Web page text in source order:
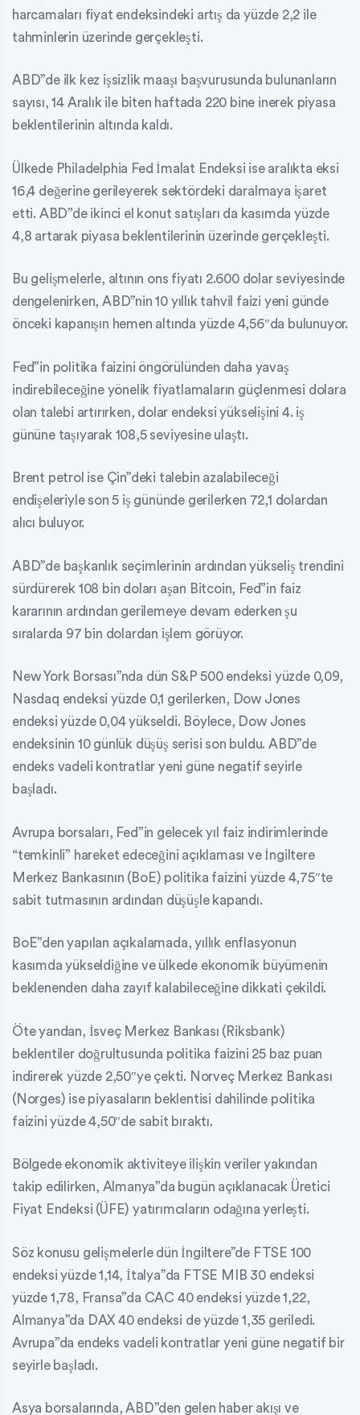
harcamaları fiyat endeksindeki artış da yüzde 2,2 ile
tahminlerin üzerinde gerçekleşti.
ABD”de ilk kez işsizlik maaşı başvurusunda bulunanların
sayısı, 14 Aralık ile biten haftada 220 bine inerek piyasa
beklentilerinin altında kaldı.
Ülkede Philadelphia Fed İmalat Endeksi ise aralıkta eksi
16,4 değerine gerileyerek sektördeki daralmaya işaret
etti. ABD”de ikinci el konut satışları da kasımda yüzde
4,8 artarak piyasa beklentilerinin üzerinde gerçekleşti.
Bu gelişmelerle, altının ons fiyatı 2.600 dolar seviyesinde
dengelenirken, ABD”nin 10 yıllık tahvil faizi yeni günde
önceki kapanışın hemen altında yüzde 4,56″da bulunuyor.
Fed”in politika faizini öngörülünden daha yavaş
indirebileceğine yönelik fiyatlamaların güçlenmesi dolara
olan talebi artırırken, dolar endeksi yükselişini 4. iş
gününe taşıyarak 108,5 seviyesine ulaştı.
Brent petrol ise Çin”deki talebin azalabileceği
endişeleriyle son 5 iş gününde gerilerken 72,1 dolardan
alıcı buluyor.
ABD”de başkanlık seçimlerinin ardından yükseliş trendini
sürdürerek 108 bin doları aşan Bitcoin, Fed”in faiz
kararının ardından gerilemeye devam ederken şu
sıralarda 97 bin dolardan işlem görüyor.
New York Borsası”nda dün S&P 500 endeksi yüzde 0,09,
Nasdaq endeksi yüzde 0,1 gerilerken, Dow Jones
endeksi yüzde 0,04 yükseldi. Böylece, Dow Jones
endeksinin 10 günlük düşüş serisi son buldu. ABD”de
endeks vadeli kontratlar yeni güne negatif seyirle
başladı.
Avrupa borsaları, Fed”in gelecek yıl faiz indirimlerinde
“temkinli” hareket edeceğini açıklaması ve İngiltere
Merkez Bankasının (BoE) politika faizini yüzde 4,75″te
sabit tutmasının ardından düşüşle kapandı.
BoE”den yapılan açıkalamada, yıllık enflasyonun
kasımda yükseldiğine ve ülkede ekonomik büyümenin
beklenenden daha zayıf kalabileceğine dikkati çekildi.
Öte yandan, İsveç Merkez Bankası (Riksbank)
beklentiler doğrultusunda politika faizini 25 baz puan
indirerek yüzde 2,50″ye çekti. Norveç Merkez Bankası
(Norges) ise piyasaların beklentisi dahilinde politika
faizini yüzde 4,50″de sabit bıraktı.
Bölgede ekonomik aktiviteye ilişkin veriler yakından
takip edilirken, Almanya”da bugün açıklanacak Üretici
Fiyat Endeksi (ÜFE) yatırımcıların odağına yerleşti.
Söz konusu gelişmelerle dün İngiltere”de FTSE 100
endeksi yüzde 1,14, İtalya”da FTSE MIB 30 endeksi
yüzde 1,78, Fransa”da CAC 40 endeksi yüzde 1,22,
Almanya”da DAX 40 endeksi de yüzde 1,35 geriledi.
Avrupa”da endeks vadeli kontratlar yeni güne negatif bir
seyirle başladı.
Asya borsalarında, ABD”den gelen haber akışı ve